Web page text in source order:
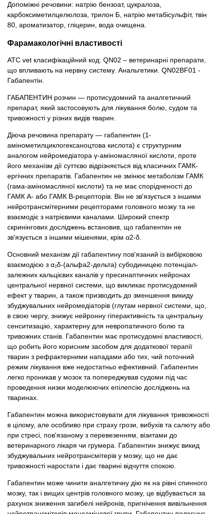
Допоміжні речовини: натрію бензоат, цукралоза,
карбоксиметилцелюлоза, трилон Б, натрію метабісульфіт, твін
80, ароматизатор, гліцерин, вода очищена.
Фарамакологічні властивості
ATC vet класифікаційний код: QN02 – ветеринарні препарати,
що впливають на нервну систему. Анальгетики. QN02BF01 -
Габапентін.
ГАБАПЕНТИН розчин — протисудомний та аналгетичний
препарат, який застосовують для лікування болю, судом та
тривожності у різних видів тварин.
Діюча речовина препарату — габапентин (1-
амінометилциклогексаноцтова кислота) є структурним
аналогом нейромедіатора γ-аміномасляної кислоти, проте
його механізм дії суттєво відрізняється від класичних ГАМК-
ергічних препаратів. Габапентин не змінює метаболізм ГАМК
(гама-аміномасляної кислоти) та не має спорідненості до
ГАМК А- або ГАМК В-рецепторів. Він не зв'язується з іншими
нейротрансмітерними рецепторами головного мозку та не
взаємодіє з натрієвими каналами. Широкий спектр
скринінгових досліджень встановив, що габапентин не
зв'язується з іншими мішенями, крім α2-δ.
Основний механізм дії габапентину пов'язаний із вибірковою
взаємодією з α₂δ-(альфа2-дельта) субодиницею потенціал-
залежних кальцієвих каналів у пресинаптичних нейронах
центральної нервної системи, що викликає протисудомний
ефект у тварин, а також призводить до зменшення викиду
збуджувальних нейромедіаторів (глутам нервної системи, що,
в свою чергу, знижує нейронну гіперактивність та центральну
сенситизацію, характерну для невропатичного болю та
тривожних станів. Габапентин має протисудомні властивості,
що робить його корисним засобом для додаткової терапії
тварин з рефрактерними нападами або тих, чий поточний
режим лікування вже недостатньо ефективний. Габапентин
легко проникав у мозок та попереджував судоми під час
проведення низки моделюючих епілепсію досліджень на
тваринах.
Габапентин можна використовувати для лікування тривожності
в цілому, але особливо при страху грози, вибухів та салюту або
при стресі, пов'язаному з перевезенням, візитами до
ветеринарного лікаря чи грумера. Габапентин знижує викид
збуджувальних нейротрансмітерів у мозку, що не дає
тривожності наростати і дає тварині відчуття спокою.
Габапентин може чинити аналгетичну дію як на рівні спинного
мозку, так і вищих центрів головного мозку, це відбувається за
рахунок зниження загибелі нейронів, пригнічення вивільнення
Архів / Знято з виробництва